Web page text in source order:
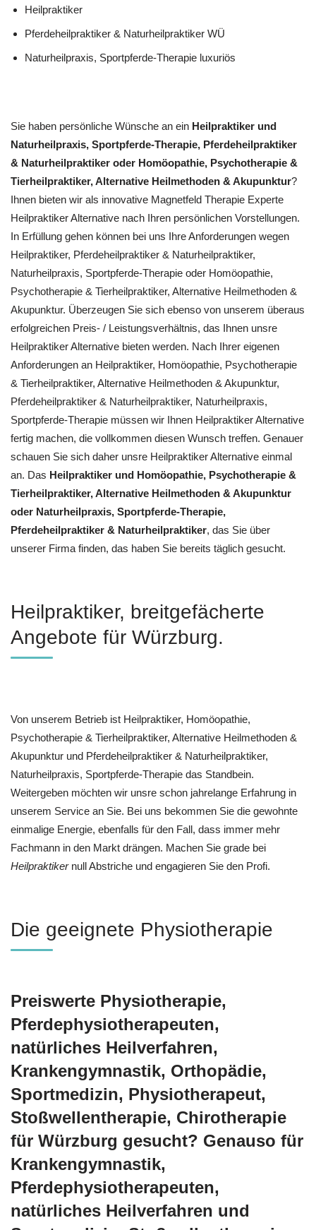
Heilpraktiker
Pferdeheilpraktiker & Naturheilpraktiker WÜ
Naturheilpraxis, Sportpferde-Therapie luxuriös
Sie haben persönliche Wünsche an ein Heilpraktiker und
Naturheilpraxis, Sportpferde-Therapie, Pferdeheilpraktiker
& Naturheilpraktiker oder ‎Homöopathie, ‎Psychotherapie &
‎Tierheilpraktiker, Alternative Heilmethoden & Akupunktur?
Ihnen bieten wir als innovative Magnetfeld Therapie Experte
Heilpraktiker Alternative nach Ihren persönlichen Vorstellungen.
In Erfüllung gehen können bei uns Ihre Anforderungen wegen
Heilpraktiker, Pferdeheilpraktiker & Naturheilpraktiker,
Naturheilpraxis, Sportpferde-Therapie oder ‎Homöopathie,
‎Psychotherapie & ‎Tierheilpraktiker, Alternative Heilmethoden &
Akupunktur. Überzeugen Sie sich ebenso von unserem überaus
erfolgreichen Preis- / Leistungsverhältnis, das Ihnen unsre
Heilpraktiker Alternative bieten werden. Nach Ihrer eigenen
Anforderungen an Heilpraktiker, ‎Homöopathie, ‎Psychotherapie
& ‎Tierheilpraktiker, Alternative Heilmethoden & Akupunktur,
Pferdeheilpraktiker & Naturheilpraktiker, Naturheilpraxis,
Sportpferde-Therapie müssen wir Ihnen Heilpraktiker Alternative
fertig machen, die vollkommen diesen Wunsch treffen. Genauer
schauen Sie sich daher unsre Heilpraktiker Alternative einmal
an. Das Heilpraktiker und ‎Homöopathie, ‎Psychotherapie &
‎Tierheilpraktiker, Alternative Heilmethoden & Akupunktur
oder Naturheilpraxis, Sportpferde-Therapie,
Pferdeheilpraktiker & Naturheilpraktiker, das Sie über
unserer Firma finden, das haben Sie bereits täglich gesucht.
Heilpraktiker, breitgefächerte
Angebote für Würzburg.
Von unserem Betrieb ist Heilpraktiker, ‎Homöopathie,
‎Psychotherapie & ‎Tierheilpraktiker, Alternative Heilmethoden &
Akupunktur und Pferdeheilpraktiker & Naturheilpraktiker,
Naturheilpraxis, Sportpferde-Therapie das Standbein.
Weitergeben möchten wir unsre schon jahrelange Erfahrung in
unserem Service an Sie. Bei uns bekommen Sie die gewohnte
einmalige Energie, ebenfalls für den Fall, dass immer mehr
Fachmann in den Markt drängen. Machen Sie grade bei
Heilpraktikernull Abstriche und engagieren Sie den Profi.
Die geeignete Physiotherapie
Preiswerte Physiotherapie,
Pferdephysiotherapeuten,
natürliches Heilverfahren,
Krankengymnastik, Orthopädie,
Sportmedizin, Physiotherapeut,
Stoßwellentherapie, Chirotherapie
für Würzburg gesucht? Genauso für
Krankengymnastik,
Pferdephysiotherapeuten,
natürliches Heilverfahren und